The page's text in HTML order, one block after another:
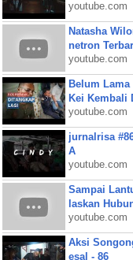
youtube.com
Natasha
netron
youtube.com
Belum
Kei Kembali
youtube.com
jurnalrisa
A
youtube.com
Sampai
laskan
youtube.com
Aksi
esal - 86